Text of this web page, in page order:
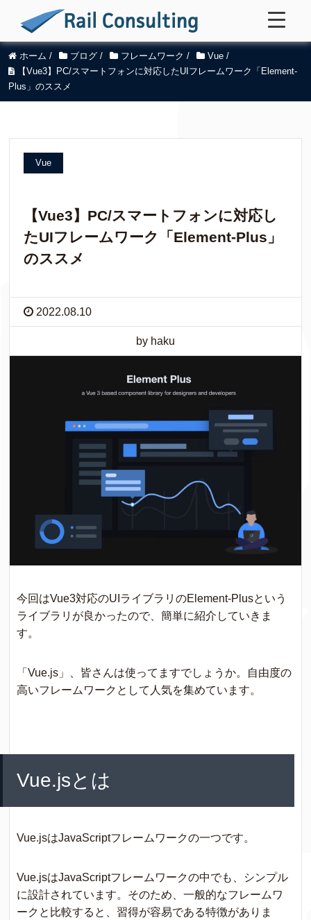
ホーム / ブログ / フレームワーク / Vue /
【Vue3】PC/スマートフォンに対応したUIフレームワーク「Element-
Plus」のススメ
Vue
【Vue3】PC/スマートフォンに対応し
たUIフレームワーク「Element-Plus」
のススメ
2022.08.10
by haku
今回はVue3対応のUIライブラリのElement-Plusという
ライブラリが良かったので、簡単に紹介していきま
す。
「Vue.js」、皆さんは使ってますでしょうか。自由度の
高いフレームワークとして人気を集めています。
Vue.jsとは
Vue.jsはJavaScriptフレームワークの一つです。
Vue.jsはJavaScriptフレームワークの中でも、シンプル
に設計されています。そのため、一般的なフレームワ
ークと比較すると、習得が容易である特徴がありま